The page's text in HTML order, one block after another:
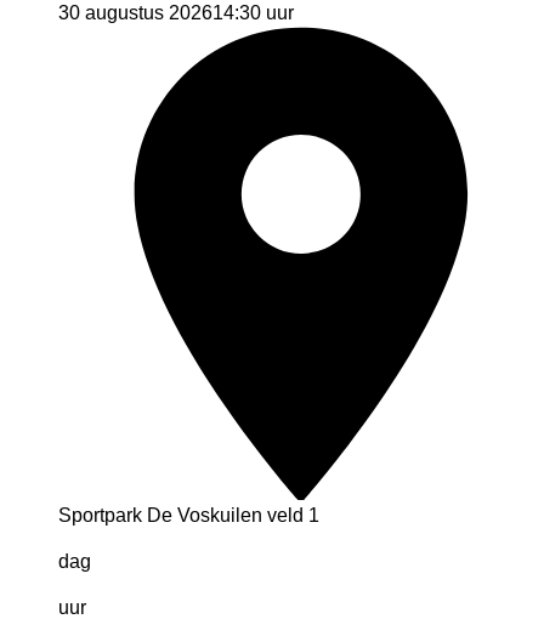
30 augustus 202614:30 uur
Sportpark De Voskuilen veld 1
dag
uur